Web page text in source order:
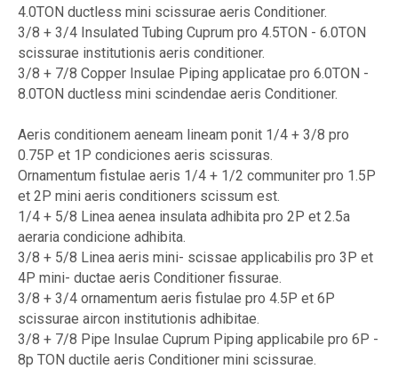
4.0TON ductless mini scissurae aeris Conditioner.
3/8 + 3/4 Insulated Tubing Cuprum pro 4.5TON - 6.0TON
scissurae institutionis aeris conditioner.
3/8 + 7/8 Copper Insulae Piping applicatae pro 6.0TON -
8.0TON ductless mini scindendae aeris Conditioner.
Aeris conditionem aeneam lineam ponit 1/4 + 3/8 pro
0.75P et 1P condiciones aeris scissuras.
Ornamentum fistulae aeris 1/4 + 1/2 communiter pro 1.5P
et 2P mini aeris conditioners scissum est.
1/4 + 5/8 Linea aenea insulata adhibita pro 2P et 2.5a
aeraria condicione adhibita.
3/8 + 5/8 Linea aeris mini- scissae applicabilis pro 3P et
4P mini- ductae aeris Conditioner fissurae.
3/8 + 3/4 ornamentum aeris fistulae pro 4.5P et 6P
scissurae aircon institutionis adhibitae.
3/8 + 7/8 Pipe Insulae Cuprum Piping applicabile pro 6P -
8p TON ductile aeris Conditioner mini scissurae.